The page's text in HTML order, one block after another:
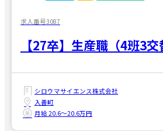
求人番号3087
【27卒】生産職（4班3交
シロウマサイエンス株式会社
入善町
月給 20.6〜20.6万円